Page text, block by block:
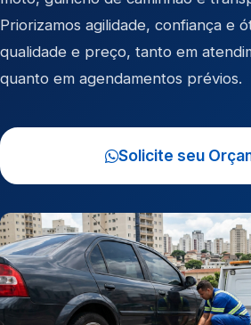
Priorizamos agilidade, confiança e
qualidade e preço, tanto em
quanto em agendamentos prévios.
Solicite seu